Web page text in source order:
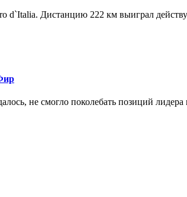
d`Italia. Дистанцию 222 км выиграл
не смогло поколебать позиций